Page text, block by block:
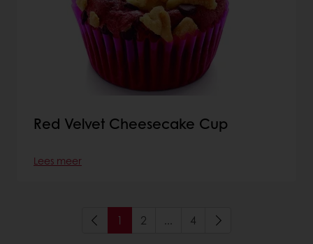
Red Velvet Cheesecake Cup
Lees meer
1 2 ... 4